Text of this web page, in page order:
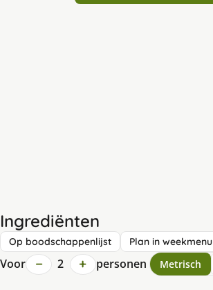
Ingrediënten
Op boodschappenlijst Plan in weekmenu
Voor − 2 + personen Metrisch